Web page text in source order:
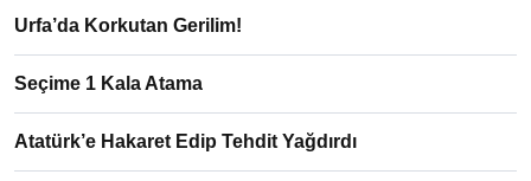
Urfa’da Korkutan Gerilim!
Seçime 1 Kala Atama
Atatürk’e Hakaret Edip Tehdit Yağdırdı